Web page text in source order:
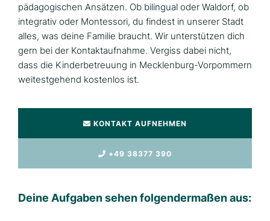
pädagogischen Ansätzen. Ob bilingual oder Waldorf, ob
integrativ oder Montessori, du findest in unserer Stadt
alles, was deine Familie braucht. Wir unterstützen dich
gern bei der Kontaktaufnahme. Vergiss dabei nicht,
dass die Kinderbetreuung in Mecklenburg-Vorpommern
weitestgehend kostenlos ist.
KONTAKT AUFNEHMEN
+49 38377 390
Deine Aufgaben sehen folgendermaßen aus: